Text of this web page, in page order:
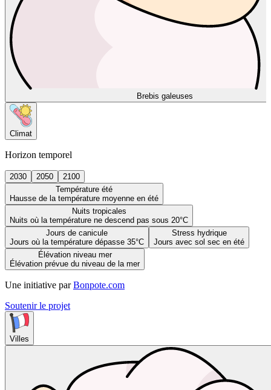
Brebis galeuses
Climat
Horizon temporel
2030 2050
2100
Température été
Hausse de la température moyenne en été
Nuits tropicales
Nuits où la température ne descend pas sous 20°C
Jours de canicule
Jours où la température dépasse 35°C
Stress hydrique
Jours avec sol sec en été
Élévation niveau mer
Élévation prévue du niveau de la mer
Une initiative par Bonpote.com
Soutenir le projet
Villes